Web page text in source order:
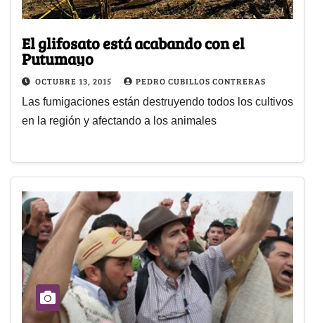
El glifosato está acabando con el
Putumayo
OCTUBRE 13, 2015 PEDRO CUBILLOS CONTRERAS
Las fumigaciones están destruyendo todos los cultivos
en la región y afectando a los animales